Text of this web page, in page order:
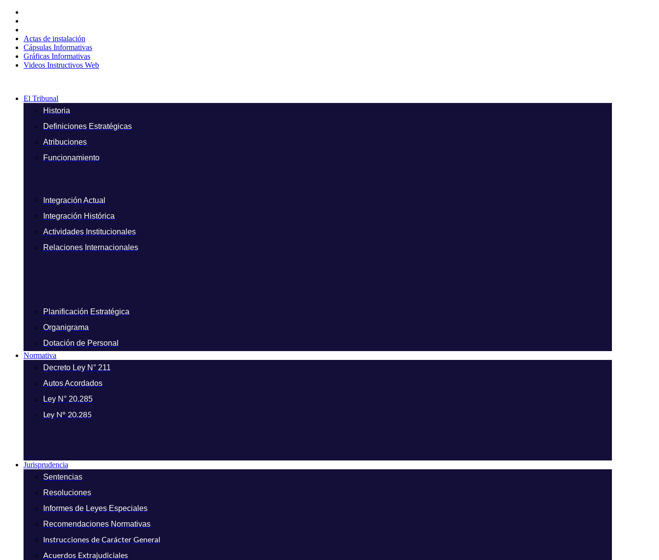
contenido
Actas de instalación
Cápsulas Informativas
Gráficas Informativas
Videos Instructivos Web
El Tribunal
Historia
Definiciones Estratégicas
Atribuciones
Funcionamiento
Integración Actual
Integración Histórica
Actividades Institucionales
Relaciones Internacionales
Planificación Estratégica
Organigrama
Dotación de Personal
Normativa
Decreto Ley N° 211
Autos Acordados
Ley N° 20.285
Ley N° 20.285
Jurisprudencia
Sentencias
Resoluciones
Informes de Leyes Especiales
Recomendaciones Normativas
Instrucciones de Carácter General
Acuerdos Extrajudiciales